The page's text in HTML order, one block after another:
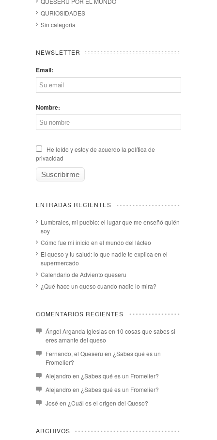
QURIOSIDADES
Sin categoría
NEWSLETTER
Email:
Nombre:
He leído y estoy de acuerdo la política de
privacidad
ENTRADAS RECIENTES
Lumbrales, mi pueblo: el lugar que me enseñó quién
soy
Cómo fue mi inicio en el mundo del lácteo
El queso y tu salud: lo que nadie te explica en el
supermercado
Calendario de Adviento queseru
¿Qué hace un queso cuando nadie lo mira?
COMENTARIOS RECIENTES
Ángel Arganda Iglesiasen 10 cosas que sabes si
eres amante del queso
Fernando, el Queseru en ¿Sabes qué es un
Fromelier?
Alejandro en ¿Sabes qué es un Fromelier?
Alejandro en ¿Sabes qué es un Fromelier?
José en ¿Cuál es el origen del Queso?
ARCHIVOS